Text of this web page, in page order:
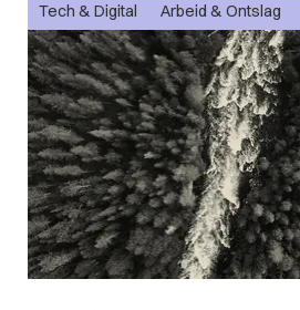
Tech & Digital Arbeid & Ontslag